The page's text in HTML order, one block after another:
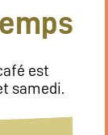
est
samedi.